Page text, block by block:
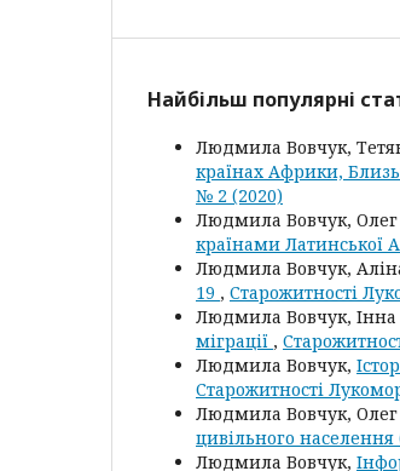
Найбільш популярні
Людмила Вовчук,
країнах Африки,
№ 2 (2020)
Людмила Вовчук, Олег
країнами Латинської
Людмила Вовчук,
19 , Старожитності
Людмила Вовчук,
міграції ,
Людмила Вовчук,
Старожитності
Людмила Вовчук, Олег
цивільного
Людмила Вовчук,